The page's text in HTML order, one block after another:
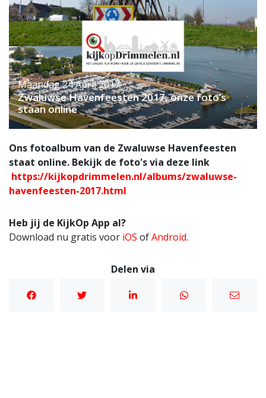
Maandag 24 April 2017
Zwaluwse Havenfeesten 2017, onze foto’s
staan online
Ons fotoalbum van de Zwaluwse Havenfeesten
staat online. Bekijk de foto's via deze link
https://kijkopdrimmelen.nl/albums/zwaluwse-
havenfeesten-2017.html
Heb jij de KijkOp App al?
Download nu gratis voor iOS ofAndroid.
Delen via